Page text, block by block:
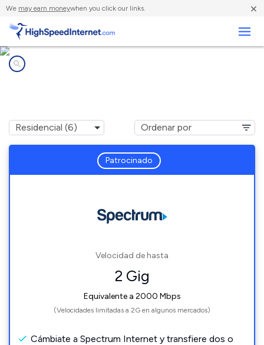
We may earn moneywhen you click our links. ×
Patrocinado
Velocidad de hasta
2 Gig
Equivalente a 2000 Mbps
(Velocidades limitadas a 2G en algunos mercados)
Cámbiate a Spectrum Internet y transfiere dos o